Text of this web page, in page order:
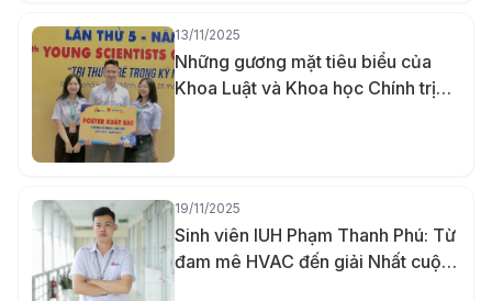
13/11/2025
Những gương mặt tiêu biểu của
Khoa Luật và Khoa học Chính trị
19/11/2025
Sinh viên IUH Phạm Thanh Phú: Từ
đam mê HVAC đến giải Nhất cuộc